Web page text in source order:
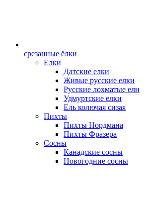
срезанные ёлки
Елки
Датские елки
Живые русские елки
Русские лохматые ели
Удмуртские елки
Ель колючая сизая
Пихты
Пихты Нордмана
Пихты Фразера
Сосны
Канадские сосны
Новогодние сосны